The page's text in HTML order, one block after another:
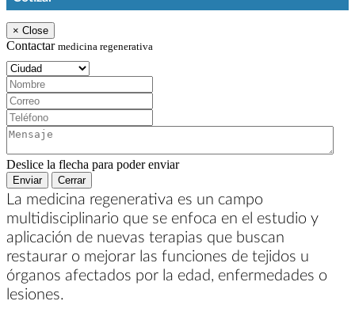
× Close
Contactar medicina regenerativa
Ciudad:
Nombre:
Correo:
Teléfono:
Mensaje:
Deslice la flecha para poder enviar
Enviar Cerrar
La medicina regenerativa es un campo
multidisciplinario que se enfoca en el estudio y
aplicación de nuevas terapias que buscan
restaurar o mejorar las funciones de tejidos u
órganos afectados por la edad, enfermedades o
lesiones.